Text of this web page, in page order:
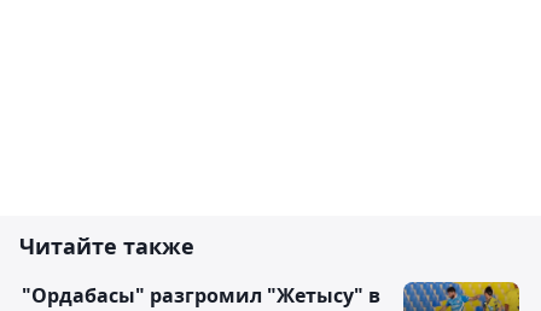
Читайте также
"Ордабасы" разгромил "Жетысу" в